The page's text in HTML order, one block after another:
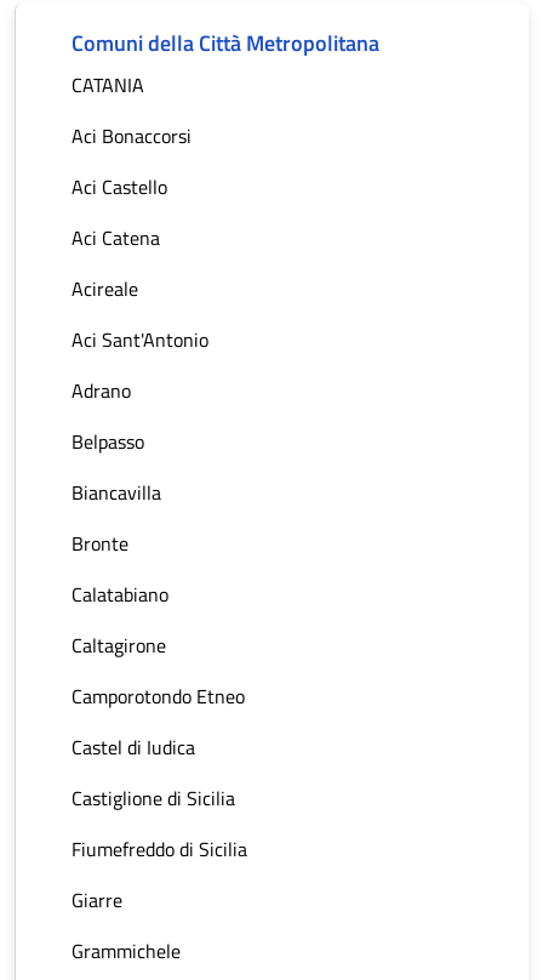
Comuni della Città Metropolitana
CATANIA
Aci Bonaccorsi
Aci Castello
Aci Catena
Acireale
Aci Sant'Antonio
Adrano
Belpasso
Biancavilla
Bronte
Calatabiano
Caltagirone
Camporotondo Etneo
Castel di Iudica
Castiglione di Sicilia
Fiumefreddo di Sicilia
Giarre
Grammichele